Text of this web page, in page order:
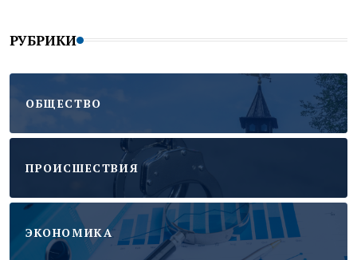
РУБРИКИ
ОБЩЕСТВО
ПРОИСШЕСТВИЯ
ЭКОНОМИКА